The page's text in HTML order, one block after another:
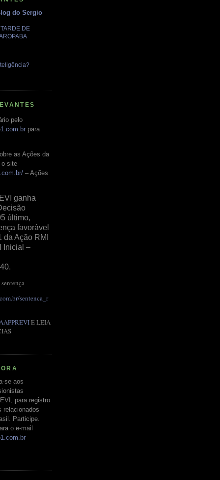
do Sergio
DE
pelo
para
as Ações da
o site
– Ações
ganha
último,
favorável
da Ação RMI
Inicial –
sentenca_r
AAPPREVIE LEIA
se aos
para registro
relacionados
Participe.
o e-mail